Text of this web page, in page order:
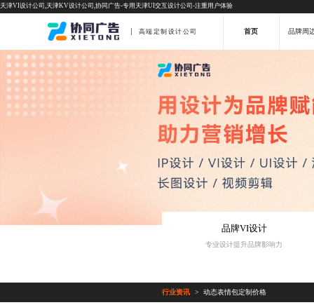
天津VI设计公司,天津KV设计公司,协同广告-专用天津UI交互设计公司-注重用户体验
高端定制设计公司 首页 品牌周
品牌VI设计
专业设计提升品牌影响力
行业资讯 > 动态表情包定制价格